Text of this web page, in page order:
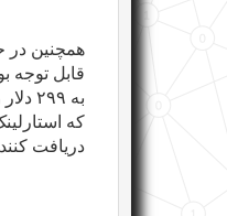
همچنین در
قابل توجه
به ۲۹۹
که
دریافت